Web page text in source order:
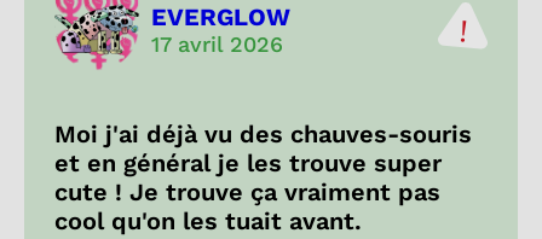
EVERGLOW
17 avril 2026
Moi j'ai déjà vu des chauves-souris
et en général je les trouve super
cute ! Je trouve ça vraiment pas
cool qu'on les tuait avant.